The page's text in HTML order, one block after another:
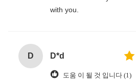
with you.
D D*d
도움 이 될 것 입니다 (1)